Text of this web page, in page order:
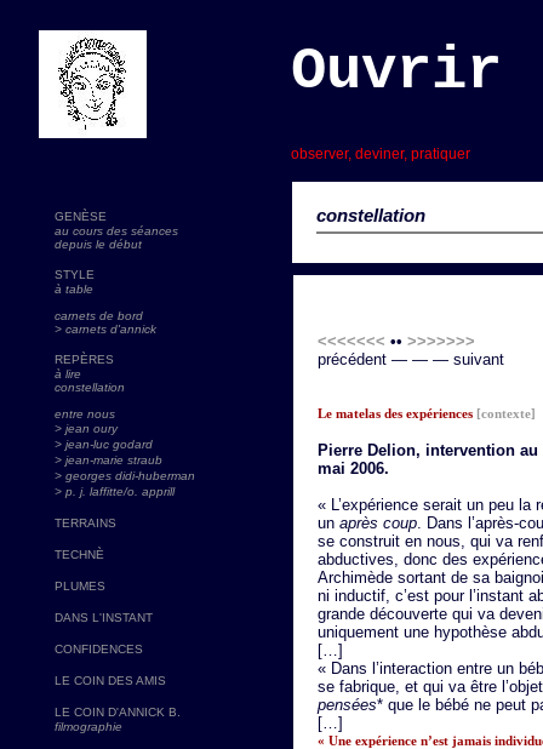
constellation
observer, deviner, pratiquer
GENÈSE
au cours des séances
depuis le début
STYLE
à table
carnets de bord
> carnets d'annick
REPÈRES
à lire
constellation
entre nous
> jean oury
> jean-luc godard
> jean-marie straub
> georges didi-huberman
> p. j. laffitte/o. apprill
TERRAINS
TECHNÈ
PLUMES
DANS L'INSTANT
CONFIDENCES
LE COIN DES AMIS
LE COIN D'ANNICK B.
filmographie
<<<<<<< •• >>>>>>>
précédent — — — suivant
Le matelas des expériences [contexte]
Pierre Delion, intervention
mai 2006.
« L’expérience serait un peu la
un après coup. Dans l’après-
se construit en nous, qui va
abductives, donc des
Archimède sortant de sa
ni inductif, c’est pour l’instant
grande découverte qui va
uniquement une hypothèse
[…]
« Dans l’interaction entre un
se fabrique, et qui va être
pensées* que le bébé ne peut
[…]
« Une expérience n’est jamais
Ouvrir